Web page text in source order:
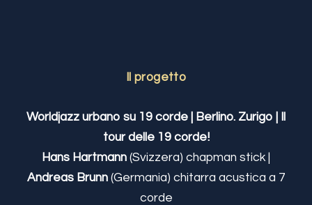
Il progetto
Worldjazz urbano su 19 corde | Berlino. Zurigo | Il
tour delle 19 corde!
Hans Hartmann (Svizzera) chapman stick |
Andreas Brunn(Germania) chitarra acustica a 7
corde